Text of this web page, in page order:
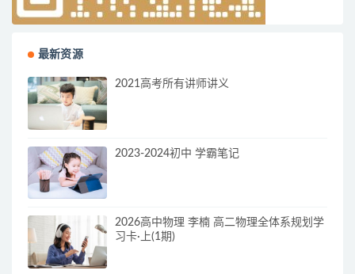
最新资源
2021高考所有讲师讲义
2023-2024初中 学霸笔记
2026高中物理 李楠 高二物理全体系规划学
习卡·上(1期)